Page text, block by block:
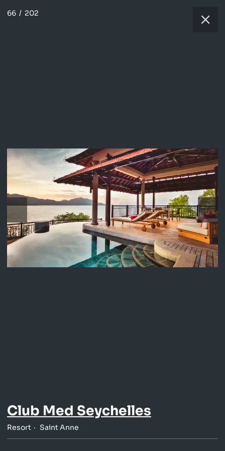
66 / 202
Club Med Seychelles
Resort Saint Anne